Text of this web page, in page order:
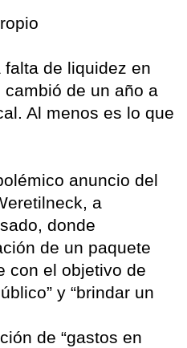
de liquidez en
de un año a
Al menos es lo que
anuncio del
a
donde
de un paquete
con el objetivo de
y “brindar un
de “gastos en